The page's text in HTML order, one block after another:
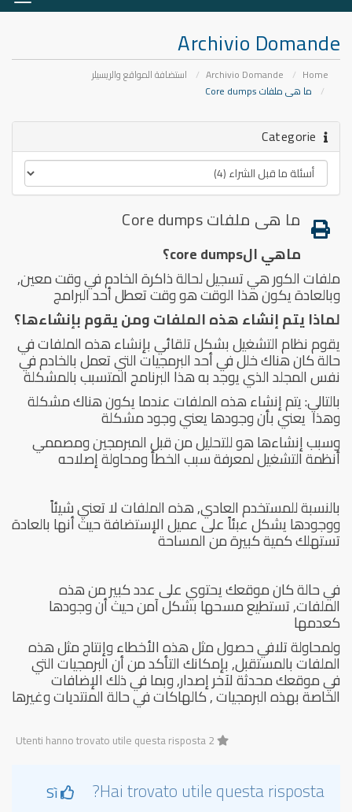
Archivio Domande
Home
Archivio Domande
استضافة المواقع والريسيلر
ما هى ملفات Core dumps
ما هى ملفات Core dumps
ماهي الcore dumps؟
ملفات الكور هي تسجيل لحالة ذاكرة الخادم في وقت معين,
وبالعادة يكون هذا الوقت هو وقت تعطل أحد البرامج
لماذا يتم إنشاء هذه الملفات ومن يقوم بإنشاءها؟
يقوم نظام التشغيل بشكل تلقائي بإنشاء هذه الملفات في
حالة كان هناك خلل في أحد البرمجيات التي تعمل بالخادم في
نفس المجلد الذي يوجد به هذا البرنامج المتسبب بالمشكلة
بالتالي: يتم إنشاء هذه الملفات عندما يكون هناك مشكلة
وهذا يعني بأن وجودها يعني وجود مشكلة
وسبب إنشاءها هو للتحليل من قبل المبرمجين ومصممي
أنظمة التشغيل لمعرفة سبب الخطأ ومحاولة إصلاحه
بالنسبة للمستخدم العادي, هذه الملفات لا تعني شيئاً
ووجودها يشكل عبئاً على عميل الإستضافة حيث أنها بالعادة
تستهلك كمية كبيرة من المساحة
في حالة كان موقعك يحتوي على عدد كبير من هذه
الملفات, تستطيع مسحها بشكل آمن حيث أن وجودها
كعدمها
ولمحاولة تلافي حصول مثل هذه الأخطاء وإنتاج مثل هذه
الملفات بالمستقبل, بإمكانك التأكد من أن البرمجيات التي
في موقعك محدثة لآخر إصدار, وبما في ذلك الإضافات
الخاصة بهذه البرمجيات , كالهاكات في حالة المنتديات وغيرها
Hai trovato utile questa risposta?